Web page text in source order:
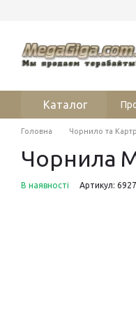
Каталог
Головна Чорнило та
Чорнила
В наявності Артикул: